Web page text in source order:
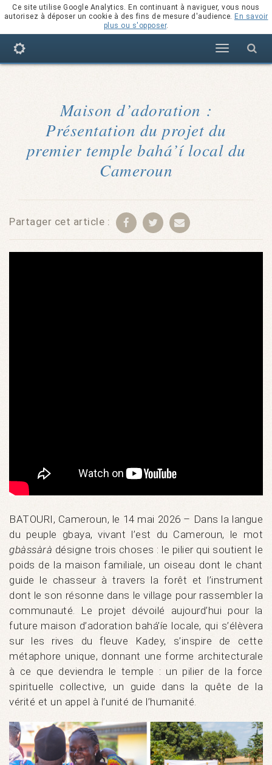
Ce site utilise Google Analytics. En continuant à naviguer, vous nous
autorisez à déposer un cookie à des fins de mesure d'audience. En savoir
plus ou s'opposer.
Navigation
Maison d’adoration :
Présentation du projet du
premier temple bahá’í local du
Cameroun
Partager cet article :
BATOURI, Cameroun, le 14 mai 2026 – Dans la langue
du peuple gbaya, vivant l’est du Cameroun, le mot
gbàssàrà désigne trois choses : le pilier qui soutient le
poids de la maison familiale, un oiseau dont le chant
guide le chasseur à travers la forêt et l’instrument
dont le son résonne dans le village pour rassembler la
communauté. Le projet dévoilé aujourd’hui pour la
future maison d’adoration bahá’íe locale, qui s’élèvera
sur les rives du fleuve Kadey, s’inspire de cette
métaphore unique, donnant une forme architecturale
à ce que deviendra le temple : un pilier de la force
spirituelle collective, un guide dans la quête de la
vérité et un appel à l’unité de l’humanité.